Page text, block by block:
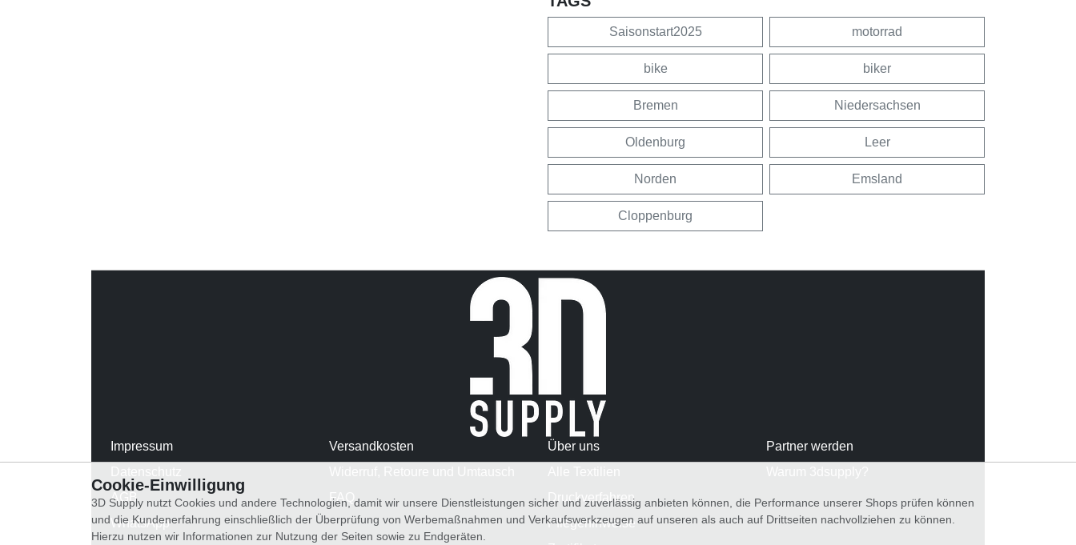
Saisonstart2025 motorrad
bike biker
Bremen Niedersachsen
Oldenburg Leer
Norden Emsland
Cloppenburg
Impressum
AGB
WhatsApp
Versandkosten
FAQ
Über uns
Druckverfahren
Pflegehinweise
Partner werden
Cookie-Einwilligung
3D Supply nutzt Cookies und andere Technologien, damit wir unsere Dienstleistungen sicher und zuverlässig anbieten können, die Performance unserer Shops prüfen können
und die Kundenerfahrung einschließlich der Überprüfung von Werbemaßnahmen und Verkaufswerkzeugen auf unseren als auch auf Drittseiten nachvollziehen zu können.
Hierzu nutzen wir Informationen zur Nutzung der Seiten sowie zu Endgeräten.